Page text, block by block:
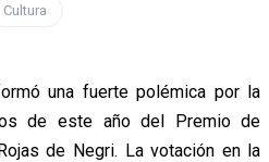
Cultura
una fuerte polémica por la
de este año del Premio de
de Negri. La votación en la